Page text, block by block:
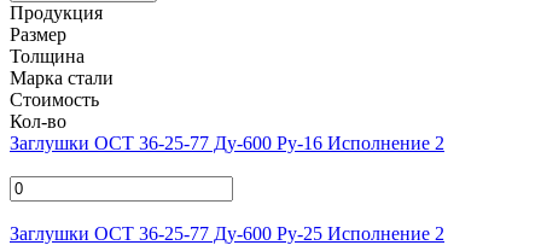
Продукция
Размер
Толщина
Марка стали
Стоимость
Кол-во
Заглушки ОСТ 36-25-77 Ду-600 Ру-16 Исполнение 2
Заглушки ОСТ 36-25-77 Ду-600 Ру-25 Исполнение 2